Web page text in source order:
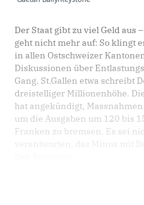
Der Staat gibt zu viel Geld aus
geht nicht mehr auf: So klingt
in allen Ostschweizer
Diskussionen über
Gang. St.Gallen etwa schreibt
dreistelliger Millionenhöhe.
hat angekündigt,
um die Ausgaben um 120 bis
Franken zu bremsen. Es sei
verantworten, das Minus mit